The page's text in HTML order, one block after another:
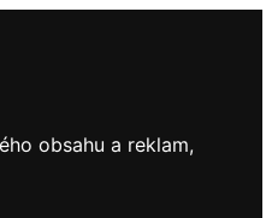
obsahu a reklam,